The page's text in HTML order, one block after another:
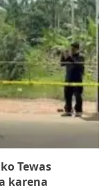
Tewas
karena